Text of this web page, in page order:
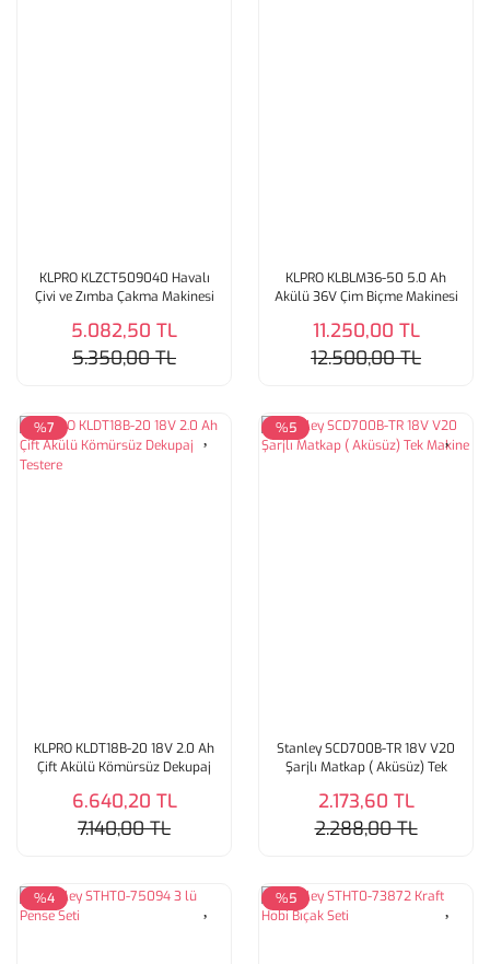
KLPRO KLZCT509040 Havalı
Çivi ve Zımba Çakma Makinesi
5.082,50 TL
5.350,00 TL
KLPRO KLBLM36-50 5.0 Ah
Akülü 36V Çim Biçme Makinesi
11.250,00 TL
12.500,00 TL
%7
KLPRO KLDT18B-20 18V 2.0 Ah
Çift Akülü Kömürsüz Dekupaj
6.640,20 TL
7.140,00 TL
%5
Stanley SCD700B-TR 18V V20
Şarjlı Matkap ( Aküsüz) Tek
2.173,60 TL
2.288,00 TL
%4 %5